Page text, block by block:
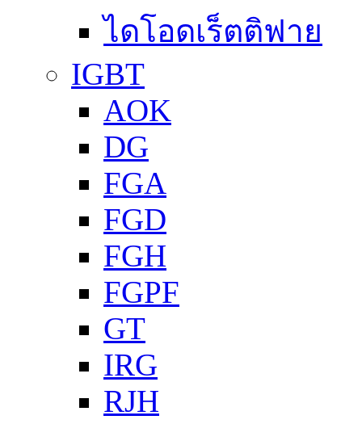
ไดโอดเร็ตติฟาย
IGBT
AOK
DG
FGA
FGD
FGH
FGPF
GT
IRG
RJH